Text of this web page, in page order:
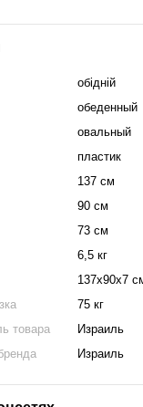
обідній
обеденный
овальный
пластик
137 см
90 см
73 см
6,5 кг
137х90х7
75 кг
товара
Израиль
Израиль